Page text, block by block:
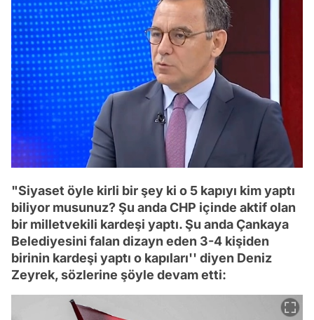
"Siyaset öyle kirli bir şey ki o 5 kapıyı kim yaptı
biliyor musunuz? Şu anda CHP içinde aktif olan
bir milletvekili kardeşi yaptı. Şu anda Çankaya
Belediyesini falan dizayn eden 3-4 kişiden
birinin kardeşi yaptı o kapıları'' diyen Deniz
Zeyrek, sözlerine şöyle devam etti: